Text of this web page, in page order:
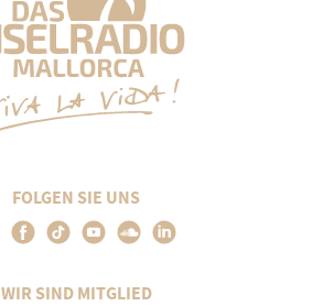
FOLGEN SIE UNS
WIR SIND MITGLIED